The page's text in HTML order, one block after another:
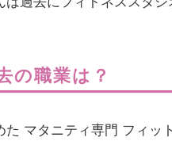
の職業は？
た マタニティ専門 フィッ